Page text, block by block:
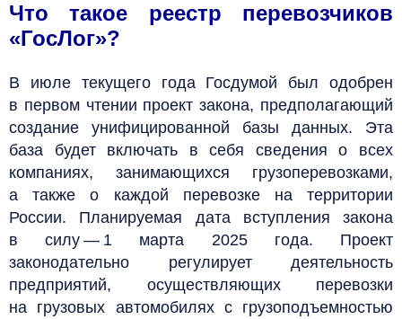
Что такое реестр перевозчиков
«ГосЛог»?
В июле текущего года Госдумой был одобрен
в первом чтении проект закона, предполагающий
создание унифицированной базы данных. Эта
база будет включать в себя сведения о всех
компаниях, занимающихся грузоперевозками,
а также о каждой перевозке на территории
России. Планируемая дата вступления закона
в силу — 1 марта 2025 года. Проект
законодательно регулирует деятельность
предприятий, осуществляющих перевозки
на грузовых автомобилях с грузоподъемностью